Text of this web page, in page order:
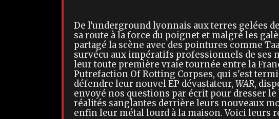
De l'underground lyonnais aux terres gelées
sa route à la force du poignet et malgré les
partagé la scène avec des pointures comme
survécu aux impératifs professionnels de ses
leur toute première vraie tournée entre la
Putrefaction Of Rotting Corpses, qui s'est
défendre leur nouvel EP dévastateur, WAR,
envoyé nos questions par écrit pour dresser
réalités sanglantes derrière leurs nouveaux
enfin leur métal lourd à la maison. Voici leurs